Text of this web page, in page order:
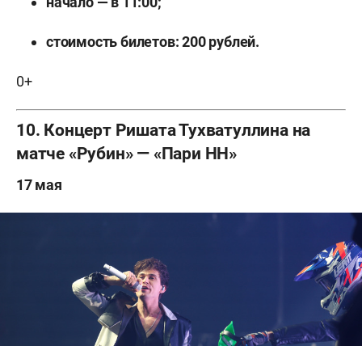
стоимость билетов: 200 рублей.
0+
10. Концерт Ришата Тухватуллина на
матче «Рубин» — «Пари НН»
17 мая